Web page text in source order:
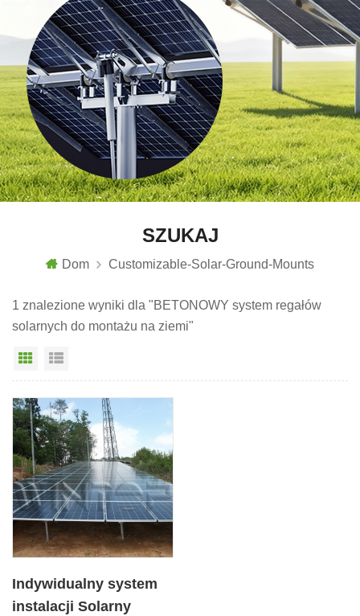
SZUKAJ
Dom Customizable-Solar-Ground-Mounts
1 znalezione wyniki dla "BETONOWY system regałów
solarnych do montażu na ziemi"
Widok siatki
Indywidualny system
instalacji Solarny